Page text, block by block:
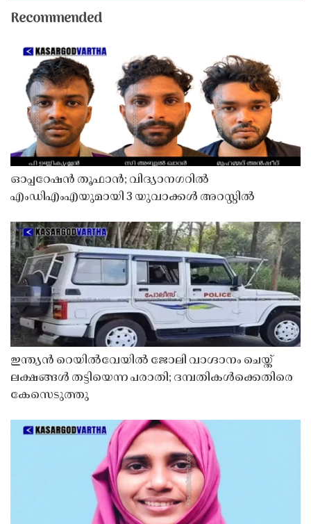
Recommended
ഓപ്പറേഷൻ തൂഫാൻ; വിദ്യാനഗറിൽ
എംഡിഎംഎയുമായി 3 യുവാക്കൾ അറസ്റ്റിൽ
ഇന്ത്യൻ റെയിൽവേയിൽ ജോലി വാഗ്ദാനം ചെയ്ത്
ലക്ഷങ്ങൾ തട്ടിയെന്ന പരാതി; ദമ്പതികൾക്കെതിരെ
കേസെടുത്തു